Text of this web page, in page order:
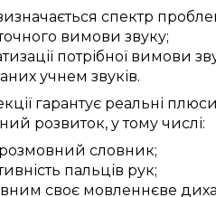
спектр
вимови звуку;
потрібної вимови
учнем звуків.
гарантує реальні плюси
розвиток, у тому числі:
розмовний словник;
пальців рук;
своє мовленнєве